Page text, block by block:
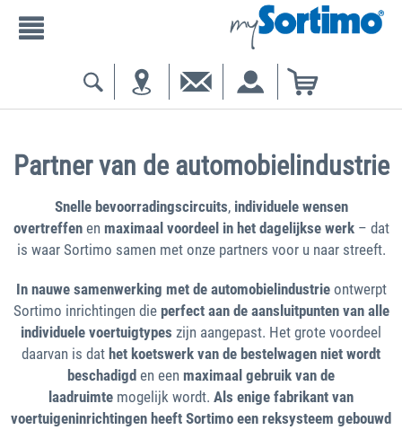
Partner van de automobielindustrie
Snelle bevoorradingscircuits, individuele wensen
overtreffenen maximaal voordeel in het dagelijkse werk– dat
is waar Sortimo samen met onze partners voor u naar streeft.
In nauwe samenwerking met de automobielindustrieontwerpt
Sortimo inrichtingen die perfect aan de aansluitpunten van alle
individuele voertuigtypes zijn aangepast. Het grote voordeel
daarvan is dat het koetswerk van de bestelwagen niet wordt
beschadigd en een maximaal gebruik van de
laadruimte mogelijk wordt. Als enige fabrikant van
voertuigeninrichtingen heeft Sortimo een reksysteem gebouwd